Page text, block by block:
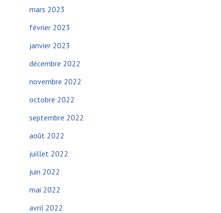
mars 2023
février 2023
janvier 2023
décembre 2022
novembre 2022
octobre 2022
septembre 2022
août 2022
juillet 2022
juin 2022
mai 2022
avril 2022